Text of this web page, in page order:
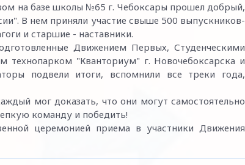
на базе школы №65 г. Чебоксары прошел добрый,
В нем приняли участие свыше 500 выпускников-
и старшие - наставники.
Движением Первых, Студенческими
"Кванториум" г. Новочебоксарска и
подвели итоги, вспомнили все треки года,
мог доказать, что они могут самостоятельно
команду и победить!
церемонией приема в участники Движения